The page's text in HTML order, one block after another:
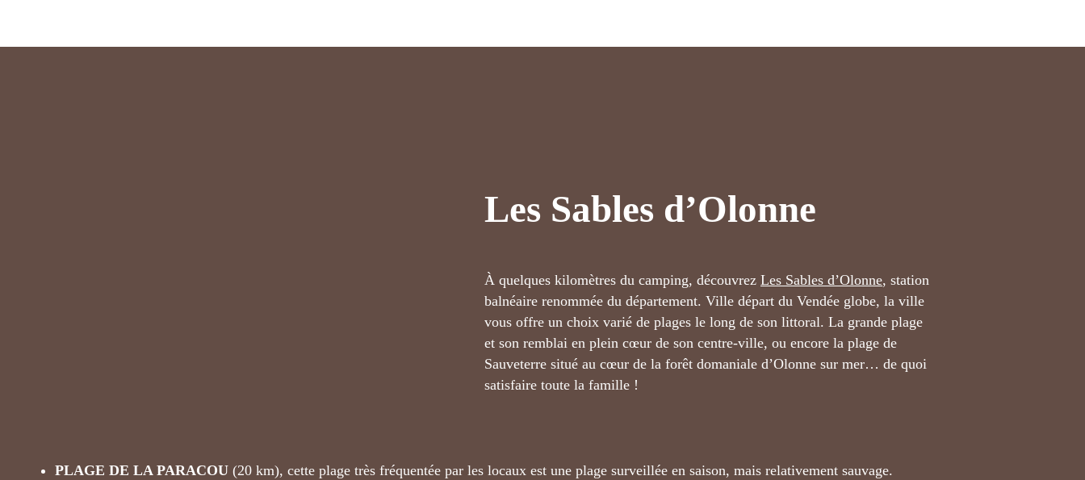
Les Sables d’Olonne
À quelques kilomètres du camping, découvrez Les Sables d’Olonne, station
balnéaire renommée du département. Ville départ du Vendée globe, la ville
vous offre un choix varié de plages le long de son littoral. La grande plage
et son remblai en plein cœur de son centre-ville, ou encore la plage de
Sauveterre situé au cœur de la forêt domaniale d’Olonne sur mer… de quoi
satisfaire toute la famille !
PLAGE DE LA PARACOU(20 km), cette plage très fréquentée par les locaux est une plage surveillée en saison, mais relativement sauvage.